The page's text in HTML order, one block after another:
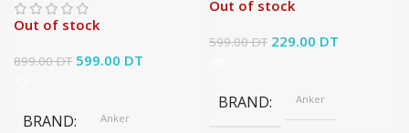
Out of stock
899.00DT Le prix initial était :
599.00 DT
BRAND Anker
Out of stock
599.00DT Le prix initial était :
229.00 DT
BRAND Anker